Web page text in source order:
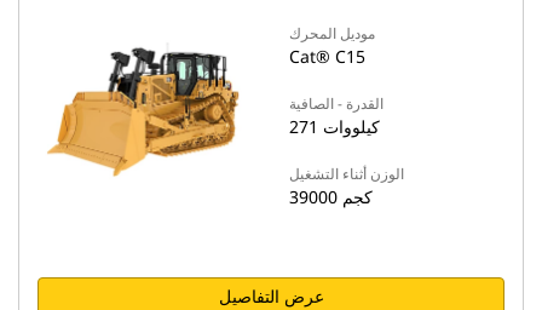
موديل المحرك
Cat® C15
القدرة - الصافية
271 كيلووات
الوزن أثناء التشغيل
39000 كجم
عرض التفاصيل